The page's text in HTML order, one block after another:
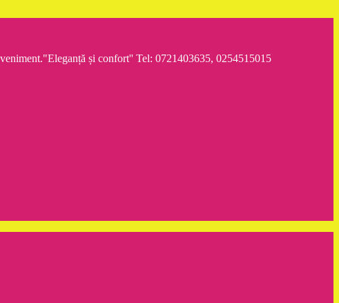
și confort'' Tel: 0721403635, 0254515015